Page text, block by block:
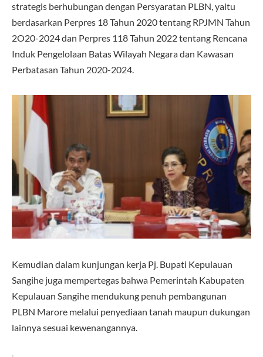
strategis berhubungan dengan Persyaratan PLBN, yaitu
berdasarkan Perpres 18 Tahun 2020 tentang RPJMN Tahun
2O20-2024 dan Perpres 118 Tahun 2022 tentang Rencana
Induk Pengelolaan Batas Wilayah Negara dan Kawasan
Perbatasan Tahun 2020-2024.
Kemudian dalam kunjungan kerja Pj. Bupati Kepulauan
Sangihe juga mempertegas bahwa Pemerintah Kabupaten
Kepulauan Sangihe mendukung penuh pembangunan
PLBN Marore melalui penyediaan tanah maupun dukungan
lainnya sesuai kewenangannya.